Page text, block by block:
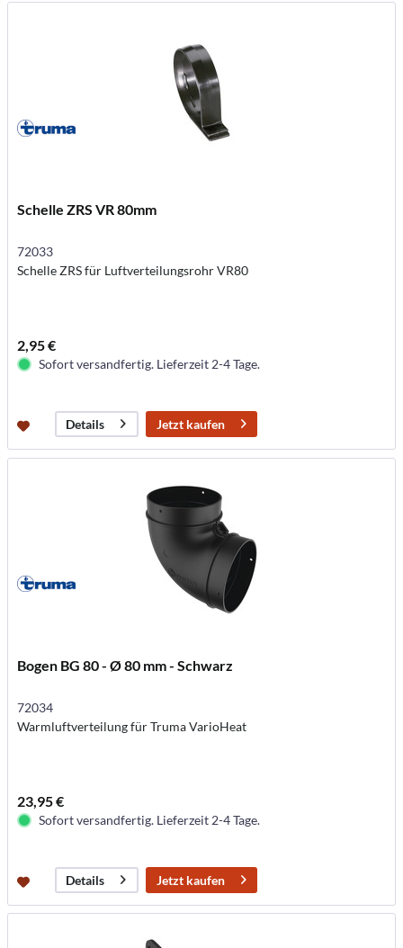
Schelle ZRS VR 80mm
72033
Schelle ZRS für Luftverteilungsrohr VR80
2,95 €
Sofort versandfertig. Lieferzeit 2-4 Tage.
Details Jetzt kaufen
Bogen BG 80 - Ø 80 mm - Schwarz
72034
Warmluftverteilung für Truma VarioHeat
23,95 €
Sofort versandfertig. Lieferzeit 2-4 Tage.
Details Jetzt kaufen